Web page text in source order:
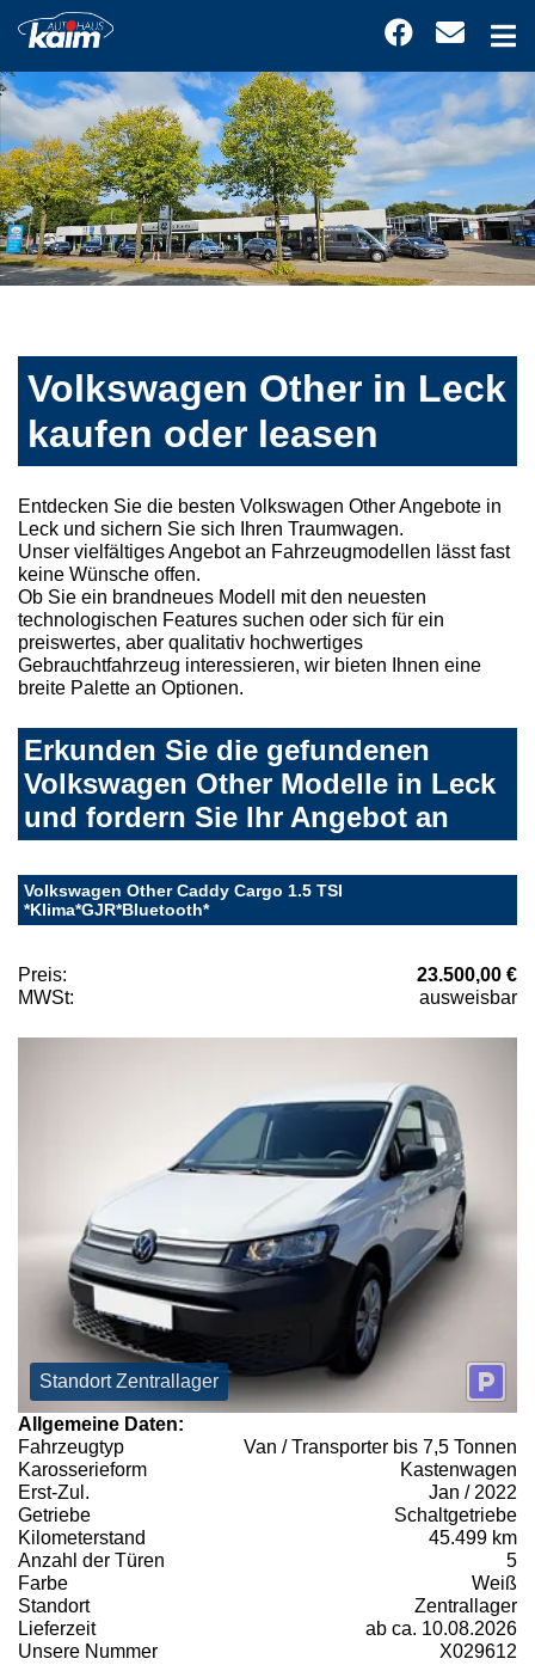
Volkswagen Other in Leck
kaufen oder leasen
Entdecken Sie die besten Volkswagen Other Angebote in
Leck und sichern Sie sich Ihren Traumwagen.
Unser vielfältiges Angebot an Fahrzeugmodellen lässt fast
keine Wünsche offen.
Ob Sie ein brandneues Modell mit den neuesten
technologischen Features suchen oder sich für ein
preiswertes, aber qualitativ hochwertiges
Gebrauchtfahrzeug interessieren, wir bieten Ihnen eine
breite Palette an Optionen.
Erkunden Sie die gefundenen
Volkswagen Other Modelle in Leck
und fordern Sie Ihr Angebot an
Volkswagen Other Caddy Cargo 1.5 TSI
*Klima*GJR*Bluetooth*
Preis:
23.500,00 €
MWSt:
ausweisbar
Standort Zentrallager
Allgemeine Daten:
Fahrzeugtyp
Van / Transporter bis 7,5 Tonnen
Karosserieform
Kastenwagen
Erst-Zul.
Jan / 2022
Getriebe
Schaltgetriebe
Kilometerstand
45.499 km
Anzahl der Türen
5
Farbe
Weiß
Standort
Zentrallager
Lieferzeit
ab ca. 10.08.2026
Unsere Nummer
X029612